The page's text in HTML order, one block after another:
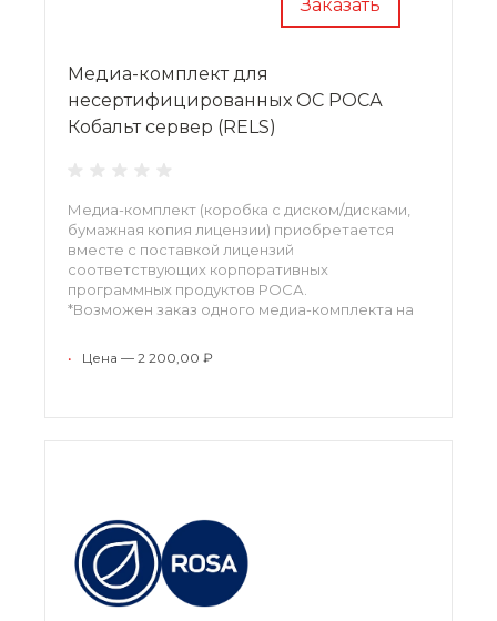
Заказать
Медиа-комплект для
несертифицированных ОС РОСА
Кобальт сервер (RELS)
Медиа-комплект (коробка с диском/дисками,
бумажная копия лицензии) приобретается
вместе с поставкой лицензий
соответствующих корпоративных
программных продуктов РОСА.
*Возможен заказ одного медиа-комплекта на
• Цена — 2 200,00 ₽